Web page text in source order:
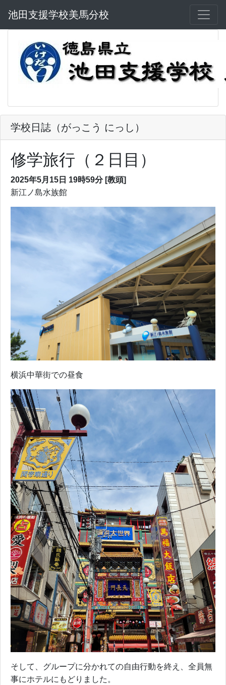
池田支援学校美馬分校
学校日誌（がっこう にっし）
修学旅行（２日目）
2025年5月15日 19時59分 [教頭]
新江ノ島水族館
横浜中華街での昼食
そして、グループに分かれての自由行動を終え、全員無
事にホテルにもどりました。